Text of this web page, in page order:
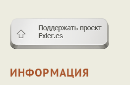
ИНФОРМАЦИЯ